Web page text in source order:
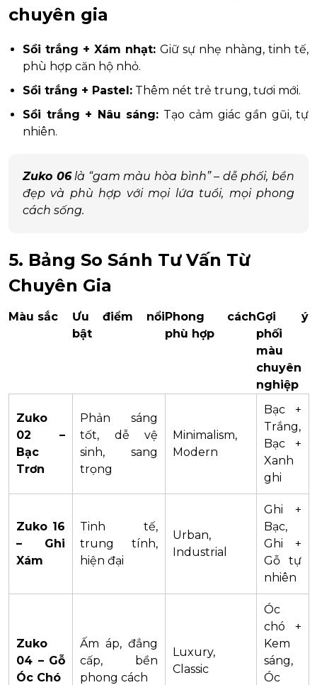
chuyên gia
Sồi trắng + Xám nhạt: Giữ sự nhẹ nhàng, tinh tế,
phù hợp căn hộ nhỏ.
Sồi trắng + Pastel: Thêm nét trẻ trung, tươi mới.
Sồi trắng + Nâu sáng: Tạo cảm giác gần gũi, tự
nhiên.
Zuko 06là “gam màu hòa bình” – dễ phối, bền
đẹp và phù hợp với mọi lứa tuổi, mọi phong
cách sống.
5. Bảng So Sánh Tư Vấn Từ
Chuyên Gia
Màu sắc
Ưu điểm nổi
bật
Phong cách
phù hợp
Gợi ý
phối
màu
chuyên
nghiệp
Zuko
02 –
Bạc
Trơn
Phản sáng
tốt, dễ vệ
sinh, sang
trọng
Minimalism,
Modern
Bạc +
Trắng,
Bạc +
Xanh
ghi
Zuko 16
– Ghi
Xám
Tinh tế,
trung tính,
hiện đại
Urban,
Industrial
Ghi +
Bạc,
Ghi +
Gỗ tự
nhiên
Zuko
04 – Gỗ
Óc Chó
Ấm áp, đẳng
cấp, bền
phong cách
Luxury,
Classic
Óc
chó +
Kem
sáng,
Óc